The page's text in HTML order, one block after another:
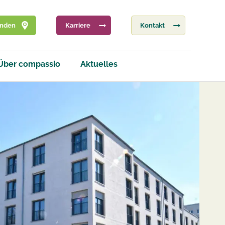
Karriere Kontakt
compassio Aktuelles